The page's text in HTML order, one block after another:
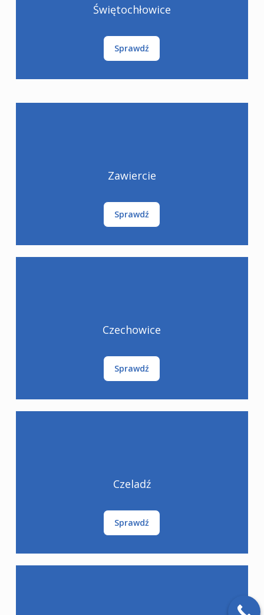
Świętochłowice
Sprawdź
Zawiercie
Sprawdź
Czechowice
Sprawdź
Czeladź
Sprawdź